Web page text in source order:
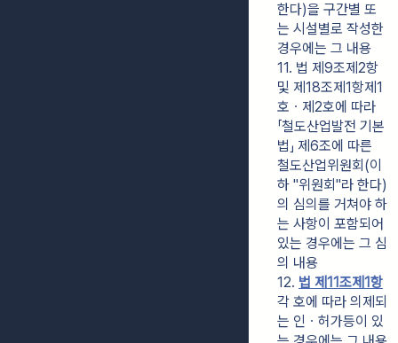
한다)을 구간별 또
는 시설별로 작성한
경우에는 그 내용
11. 법 제9조제2항
및 제18조제1항제1
호ㆍ제2호에 따라
「철도산업발전 기본
법」 제6조에 따른
철도산업위원회(이
하 "위원회"라 한다)
의 심의를 거쳐야 하
는 사항이 포함되어
있는 경우에는 그 심
의 내용
12. 법 제11조제1항
각 호에 따라 의제되
는 인ㆍ허가등이 있